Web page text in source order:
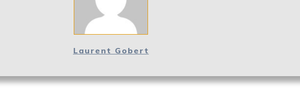
Laurent Gobert